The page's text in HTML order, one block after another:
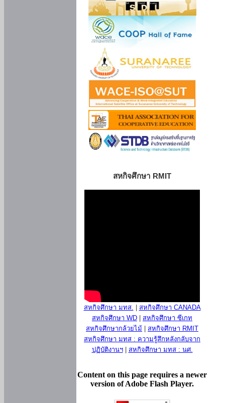
สหกิจศึกษา RMIT
สหกิจศึกษา มทส.
สหกิจศึกษา CANADA
สหกิจศึกษา WD
สหกิจศึกษา ซีเกท
สหกิจศึกษากล้วยไม้
สหกิจศึกษา RMIT
สหกิจศึกษา มทส : ความรู้สึกหลังกลับจาก
ปฏิบัติงานฯ| สหกิจศึกษา มทส : นศ.
Content on this page requires a newer
version of Adobe Flash Player.